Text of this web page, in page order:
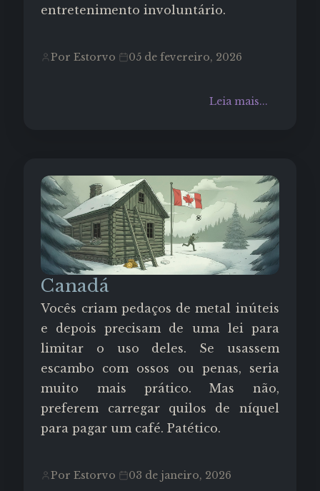
entretenimento involuntário.
Por Estorvo 05 de fevereiro, 2026
Leia mais...
Canadá
Vocês criam pedaços de metal inúteis
e depois precisam de uma lei para
limitar o uso deles. Se usassem
escambo com ossos ou penas, seria
muito mais prático. Mas não,
preferem carregar quilos de níquel
para pagar um café. Patético.
Por Estorvo 03 de janeiro, 2026